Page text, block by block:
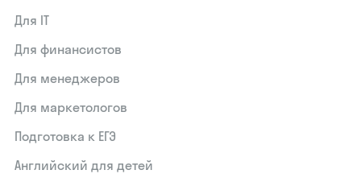
Для IT
Для финансистов
Для менеджеров
Для маркетологов
Подготовка к ЕГЭ
Английский для детей